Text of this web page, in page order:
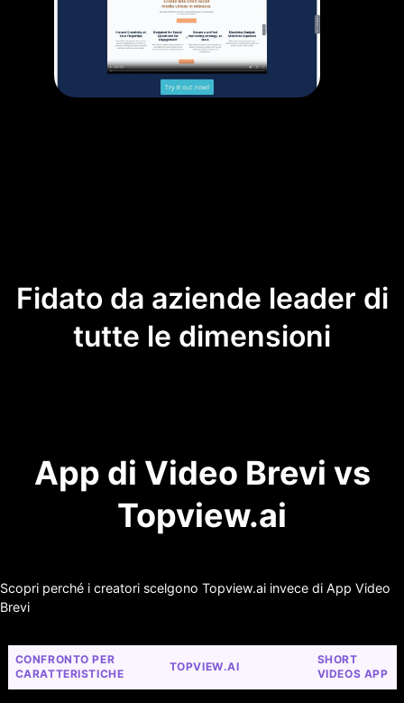
Fidato da aziende leader di
tutte le dimensioni
App di Video Brevi vs
Topview.ai
Scopri perché i creatori scelgono Topview.ai invece di App Video
Brevi
CONFRONTO PER
CARATTERISTICHE
TOPVIEW.AI
SHORT
VIDEOS APP